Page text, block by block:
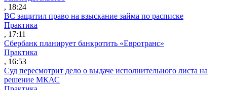
, 18:24
ВС защитил право на взыскание займа по расписке
Практика
, 17:11
Сбербанк планирует банкротить «Евротранс»
Практика
, 16:53
Суд пересмотрит дело о выдаче исполнительного листа на
решение МКАС